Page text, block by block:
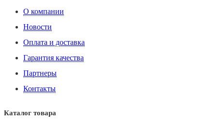
О компании
Новости
Оплата и доставка
Гарантия качества
Партнеры
Контакты
Каталог товара